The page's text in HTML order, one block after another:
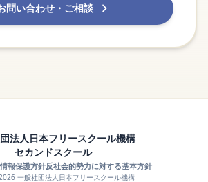
問い合わせ・ご相談
法人日本フリースクール機構
セカンドスクール
報保護方針反社会的勢力に対する基本方針
一般社団法人日本フリースクール機構